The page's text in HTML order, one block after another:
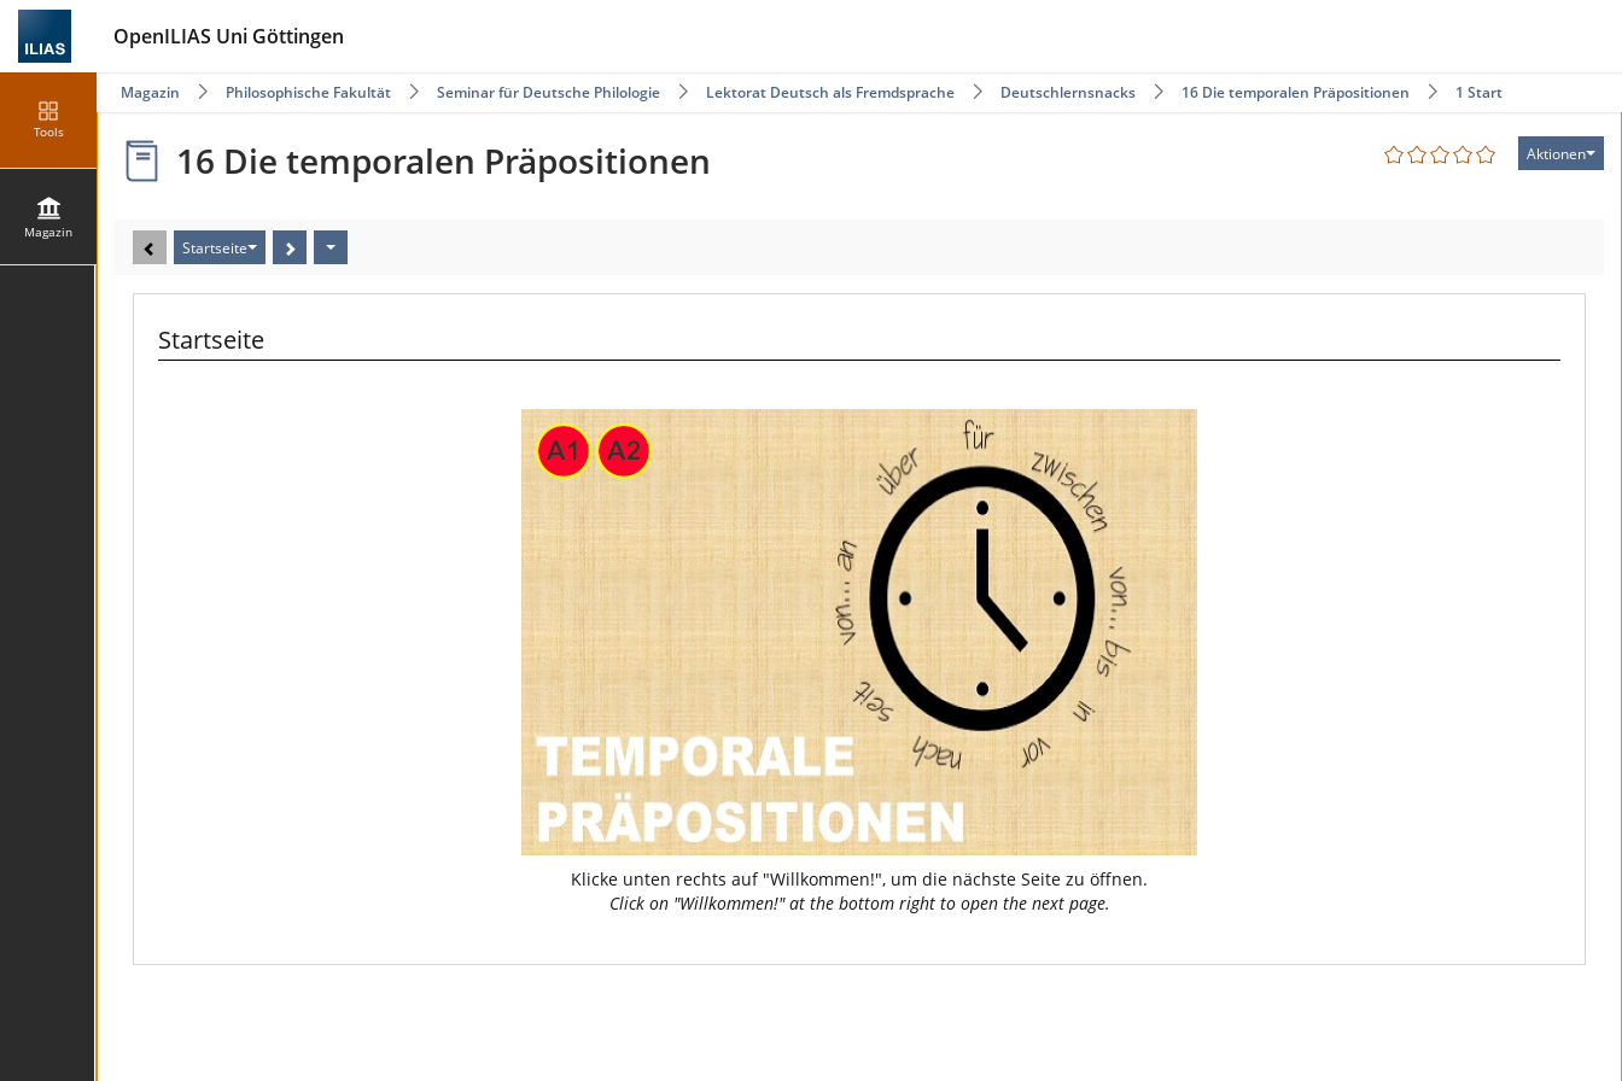
OpenILIAS Uni Göttingen
Tools
Magazin
Magazin Philosophische Fakultät Seminar für Deutsche Philologie Lektorat Deutsch als Fremdsprache Deutschlernsnacks 16 Die temporalen Präpositionen 1 Start
Aktionen
16 Die temporalen Präpositionen
Startseite
Startseite
Klicke unten rechts auf "Willkommen!", um die nächste Seite zu öffnen.
Click on "Willkommen!" at the bottom right to open the next page.